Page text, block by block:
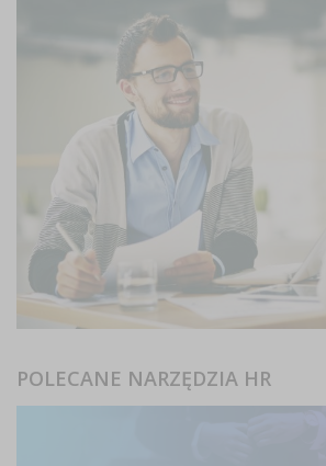
POLECANE NARZĘDZIA HR